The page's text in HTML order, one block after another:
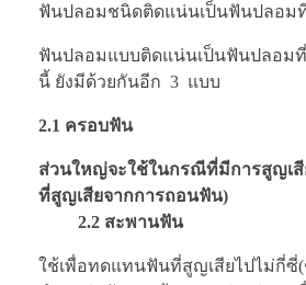
ฟันปลอมชนิดติดแน่นเป็นฟันปลอม
ฟันปลอมแบบติดแน่นเป็นฟันปลอม
นี้ ยังมีด้วยกันอีก 3 แบบ
2.1 ครอบฟัน
ส่วนใหญ่จะใช้ในกรณีที่มีการสูญเ
ที่สูญเสียจากการถอนฟัน)
2.2 สะพานฟัน
ใช้เพื่อทดแทนฟันที่สูญเสียไปไม่กี่ซี่